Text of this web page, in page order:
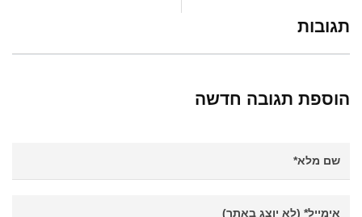
תגובות
הוספת תגובה חדשה